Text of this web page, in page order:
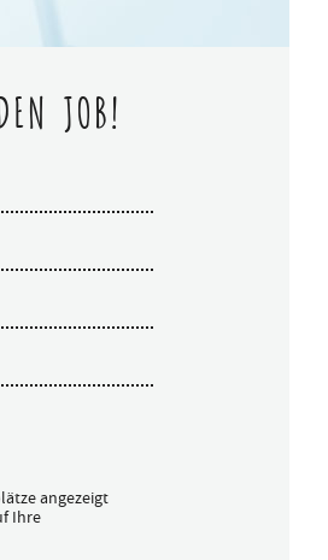
JOB!
angezeigt
Ihre